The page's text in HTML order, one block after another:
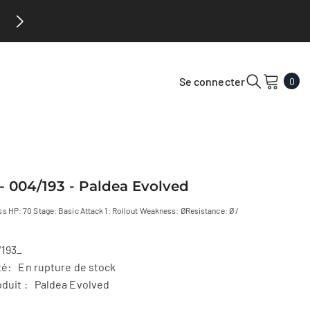
Se connecter 00
004/193 - Paldea Evolved
HP: 70 Stage: Basic Attack 1: Rollout Weakness: ØResistance: Ø /
En rupture de stock
:
Paldea Evolved